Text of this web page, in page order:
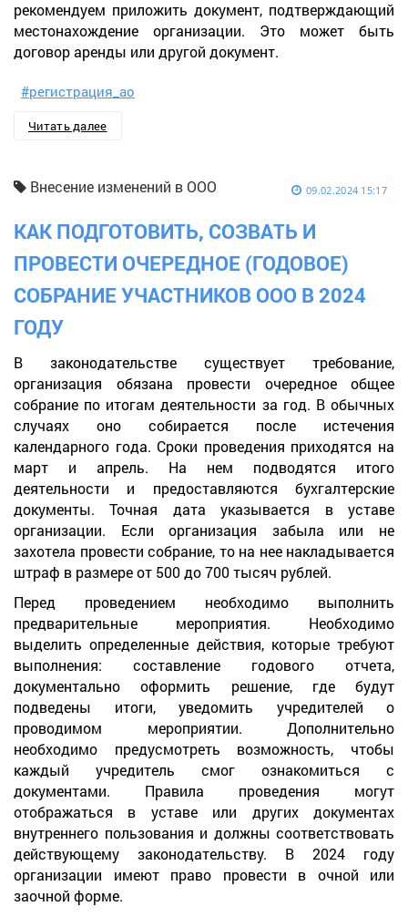
рекомендуем приложить документ, подтверждающий
местонахождение организации. Это может быть
договор аренды или другой документ.
#регистрация_ао
Читать далее
Внесение изменений в ООО 09.02.2024 15:17
КАК ПОДГОТОВИТЬ, СОЗВАТЬ И
ПРОВЕСТИ ОЧЕРЕДНОЕ (ГОДОВОЕ)
СОБРАНИЕ УЧАСТНИКОВ ООО В 2024
ГОДУ
В законодательстве существует требование,
организация обязана провести очередное общее
собрание по итогам деятельности за год. В обычных
случаях оно собирается после истечения
календарного года. Сроки проведения приходятся на
март и апрель. На нем подводятся итого
деятельности и предоставляются бухгалтерские
документы. Точная дата указывается в уставе
организации. Если организация забыла или не
захотела провести собрание, то на нее накладывается
штраф в размере от 500 до 700 тысяч рублей.
Перед проведением необходимо выполнить
предварительные мероприятия. Необходимо
выделить определенные действия, которые требуют
выполнения: составление годового отчета,
документально оформить решение, где будут
подведены итоги, уведомить учредителей о
проводимом мероприятии. Дополнительно
необходимо предусмотреть возможность, чтобы
каждый учредитель смог ознакомиться с
документами. Правила проведения могут
отображаться в уставе или других документах
внутреннего пользования и должны соответствовать
действующему законодательству. В 2024 году
организации имеют право провести в очной или
заочной форме.